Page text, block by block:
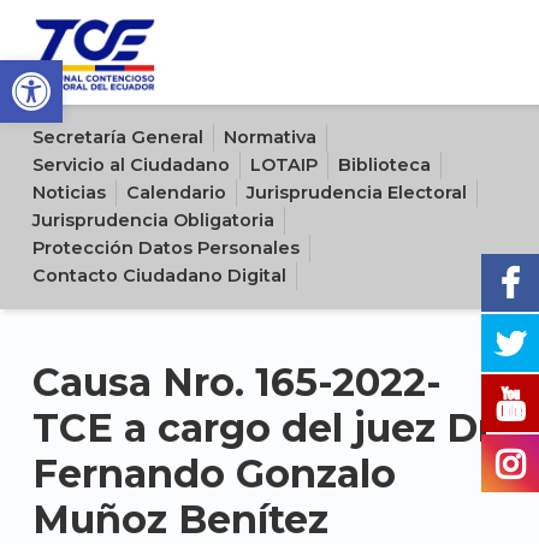
Open toolbar
Sitio oficial del Tribunal Contencioso Electoral del Ecuador
Secretaría General
Normativa
Servicio al Ciudadano
LOTAIP
Biblioteca
Noticias
Calendario
Jurisprudencia Electoral
Jurisprudencia Obligatoria
Protección Datos Personales
Contacto Ciudadano Digital
Causa Nro. 165-2022-
TCE a cargo del juez Dr.
Fernando Gonzalo
Muñoz Benítez